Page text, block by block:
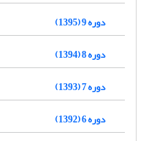
دوره 9 (1395)
دوره 8 (1394)
دوره 7 (1393)
دوره 6 (1392)